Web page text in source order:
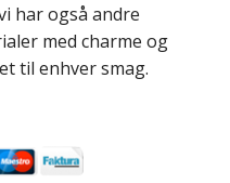
har også andre
med charme og
til enhver smag.